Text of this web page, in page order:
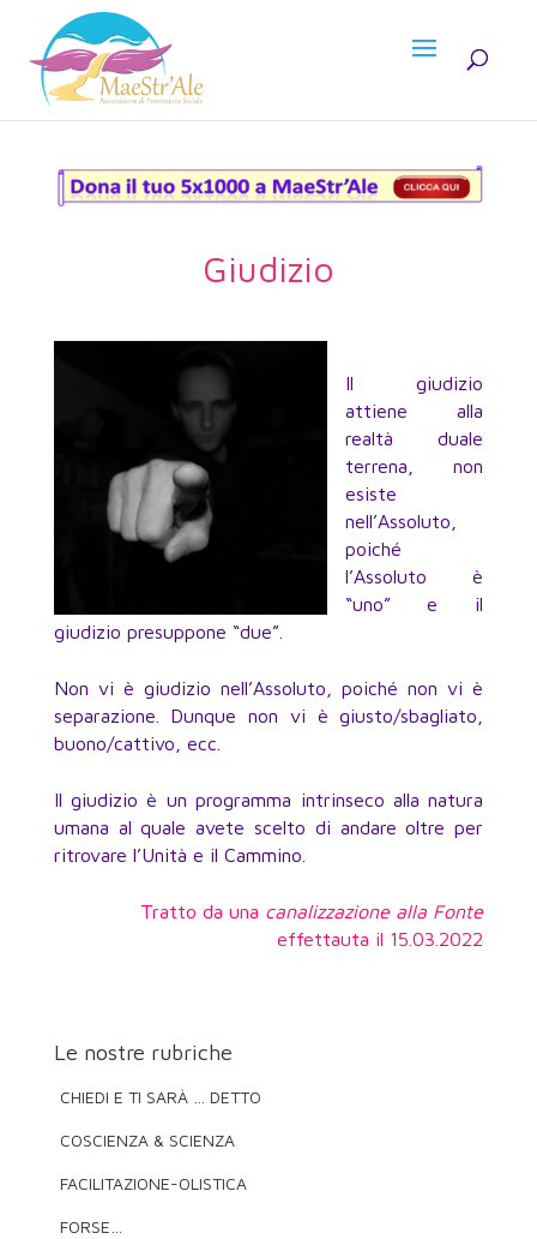
Giudizio
Il giudizio
attiene alla
realtà duale
terrena, non
esiste
nell’Assoluto,
poiché
l’Assoluto è
“uno” e il
giudizio presuppone “due”.
Non vi è giudizio nell’Assoluto, poiché non vi è
separazione. Dunque non vi è giusto/sbagliato,
buono/cattivo, ecc.
Il giudizio è un programma intrinseco alla natura
umana al quale avete scelto di andare oltre per
ritrovare l’Unità e il Cammino.
Tratto da una canalizzazione alla Fonte
effettauta il 15.03.2022
Le nostre rubriche
CHIEDI E TI SARÀ … DETTO
COSCIENZA & SCIENZA
FACILITAZIONE-OLISTICA
FORSE…